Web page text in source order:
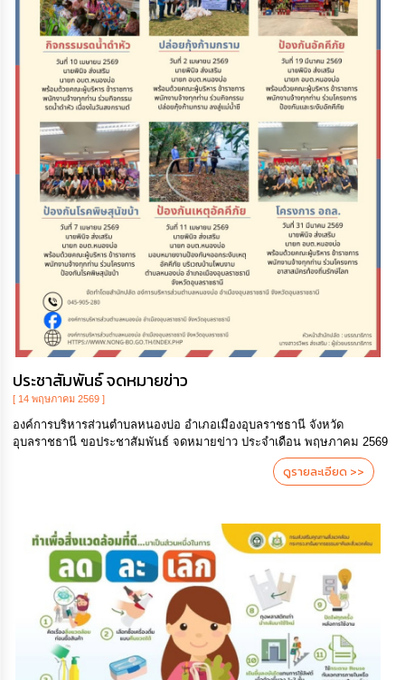
ประชาสัมพันธ์ จดหมายข่าว
[ 14 พฤษภาคม 2569 ]
องค์การบริหารส่วนตำบลหนองบ่อ อำเภอเมืองอุบลราชธานี จังหวัด
อุบลราชธานี ขอประชาสัมพันธ์ จดหมายข่าว ประจำเดือน พฤษภาคม 2569
ดูรายละเอียด >>